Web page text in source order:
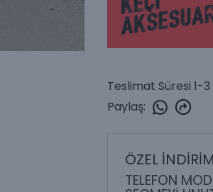
Teslimat Süresi 1-
Paylaş:
ÖZEL
TELEFON